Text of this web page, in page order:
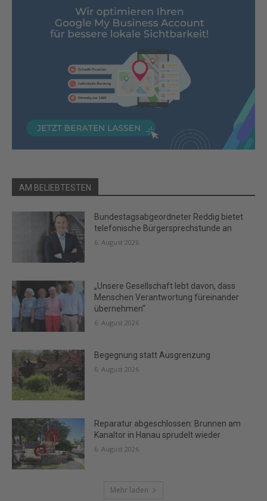
AM BELIEBTESTEN
Bundestagsabgeordneter Reddig bietet
telefonische Bürgersprechstunde an
6. August 2026
„Unsere Gesellschaft lebt davon, dass
Menschen Verantwortung füreinander
übernehmen“
6. August 2026
Begegnung statt Ausgrenzung
6. August 2026
Reparatur abgeschlossen: Brunnen am
Kanaltor in Hanau sprudelt wieder
6. August 2026
Mehr laden